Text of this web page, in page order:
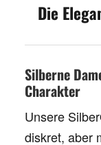
Die
Silberne
Charakter
Unsere
diskret, aber